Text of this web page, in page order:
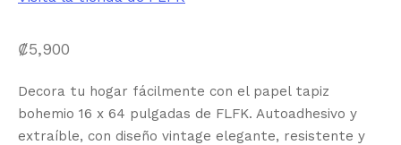
₡5,900
Decora tu hogar fácilmente con el papel tapiz
bohemio 16 x 64 pulgadas de FLFK. Autoadhesivo y
extraíble, con diseño vintage elegante, resistente y